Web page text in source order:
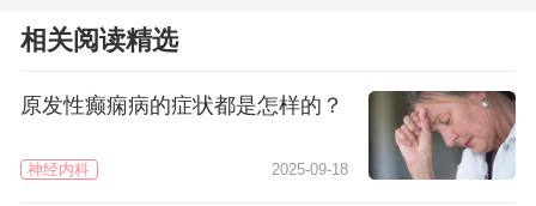
相关阅读精选
原发性癫痫病的症状都是怎样的？
神经内科 2025-09-18